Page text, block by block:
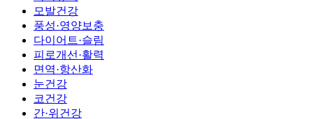
모발건강
풍성·영양보충
다이어트·슬림
피로개선·활력
면역·항산화
눈건강
코건강
간·위건강